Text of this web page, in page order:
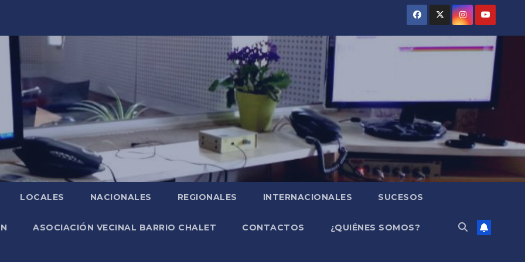
LOCALES NACIONALES REGIONALES INTERNACIONALES SUCESOS
ASOCIACIÓN VECINAL BARRIO CHALET CONTACTOS ¿QUIÉNES SOMOS?